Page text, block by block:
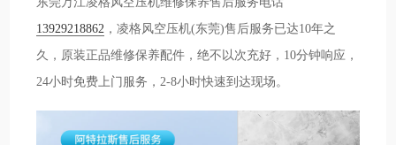
13929218862 ，凌格风空压机(东莞)售后服务已达10年之
久，原装正品维修保养配件，绝不以次充好，10分钟响应，
24小时免费上门服务，2-8小时快速到达现场。